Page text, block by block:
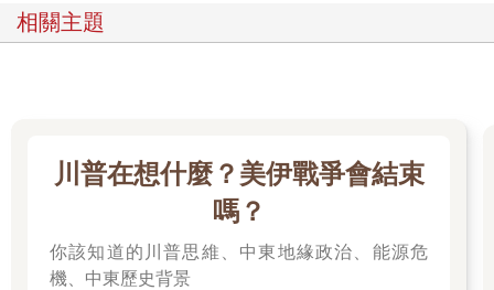
不間斷。人體無時無刻都在調整內部狀態，以達到理想的平衡。
例如太熱會出汗，太冷會發抖，需要水或食物會覺得口渴或飢
怒就像抓起一塊滾燙的煤，打算丟給別人——會燒傷的是你。無
論是情緒與認知，還是情緒與思維，都必須維持陰陽平衡。有時
的確很有理由發飆或嫉妒，但我們必須巧妙控制這些情緒，將之
昇華成智慧。同樣的，長期盲目樂觀或開心到飄飄然也很沒意
接下來，我們到前額葉皮質中的內側前額葉皮質（medial
相關主題
川普在想什麼？美伊戰爭會結束
嗎？
你該知道的川普思維、中東地緣政治、能源危
機、中東歷史背景